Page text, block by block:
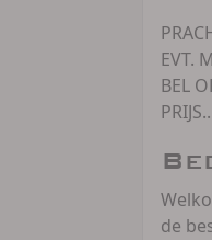
EVT.
BEL
PRIJS..
de